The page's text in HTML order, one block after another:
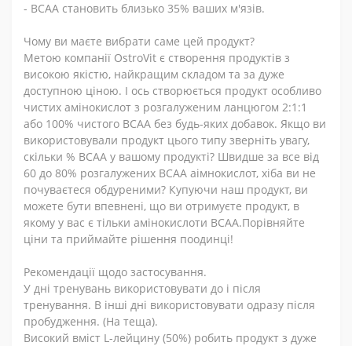
- ВСАА становить близько 35% ваших м'язів.
Чому ви маєте вибрати саме цей продукт?
Метою компанії OstroVit є створення продуктів з
високою якістю, найкращим складом та за дуже
доступною ціною. І ось створюється продукт особливо
чистих амінокислот з розгалуженим ланцюгом 2:1:1
або 100% чистого BCAA без будь-яких добавок. Якщо ви
використовували продукт цього типу зверніть увагу,
скільки % BCAA у вашому продукті? Швидше за все від
60 до 80% розгалужених ВСАА аімнокислот, хіба ви не
почуваєтеся обдуреними? Купуючи наш продукт, ви
можете бути впевнені, що ви отримуєте продукт, в
якому у вас є тільки амінокислоти BCAA.Порівняйте
ціни та приймайте рішення поодинці!
Рекомендації щодо застосування.
У дні тренувань використовувати до і після
тренування. В інші дні використовувати одразу після
пробудження. (На теща).
Високий вміст L-лейцину (50%) робить продукт з дуже